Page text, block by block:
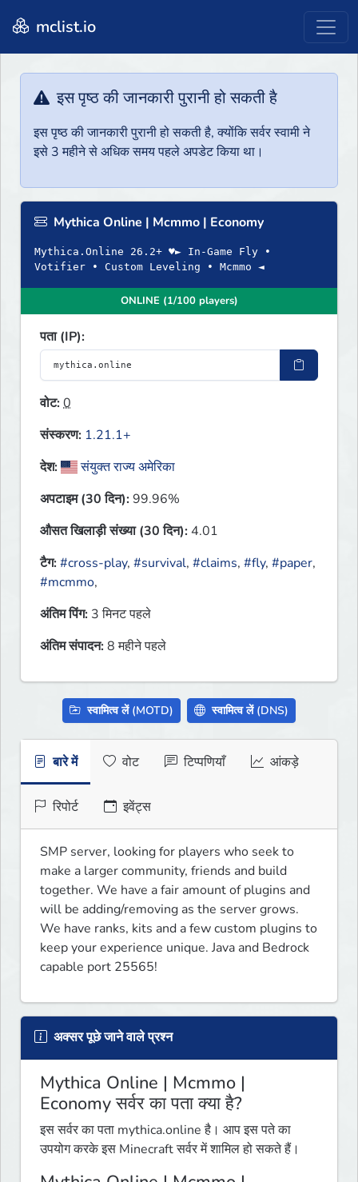
mclist.io
इस पृष्ठ की जानकारी पुरानी हो सकती है
इस पृष्ठ की जानकारी पुरानी हो सकती है, क्योंकि सर्वर स्वामी ने
इसे 3 महीने से अधिक समय पहले अपडेट किया था।
Mythica Online | Mcmmo | Economy
Mythica.Online 26.2+ ♥► In-Game Fly •
Votifier • Custom Leveling • Mcmmo ◄
ONLINE (1/100 players)
पता (IP):
वोट:0
संस्करण: 1.21.1+
देश:
संयुक्त राज्य अमेरिका
अपटाइम (30 दिन):99.96%
औसत खिलाड़ी संख्या (30 दिन): 4.01
टैग:#cross-play, #survival, #claims, #fly, #paper,
#mcmmo,
अंतिम पिंग: 3 मिनट पहले
अंतिम संपादन:8 महीने पहले
स्वामित्व लें (MOTD) स्वामित्व लें (DNS)
बारे में वोट टिप्पणियाँ आंकड़े
रिपोर्ट इवेंट्स
SMP server, looking for players who seek to
make a larger community, friends and build
together. We have a fair amount of plugins and
will be adding/removing as the server grows.
We have ranks, kits and a few custom plugins to
keep your experience unique. Java and Bedrock
capable port 25565!
अक्सर पूछे जाने वाले प्रश्न
Mythica Online | Mcmmo |
Economy सर्वर का पता क्या है?
इस सर्वर का पता mythica.online है। आप इस पते का
उपयोग करके इस Minecraft सर्वर में शामिल हो सकते हैं।